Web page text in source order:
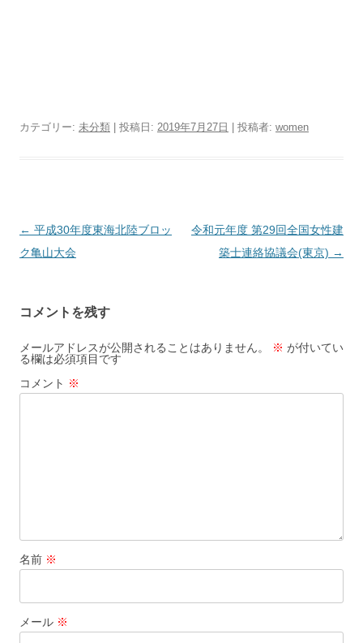
カテゴリー: 未分類 | 投稿日: 2019年7月27日 投稿者: women
投
稿
ゲ
ー
シ
ョ
← 平成30年度東海北陸ブロッ
ク亀山大会
令和元年度 第29回全国女性建
築士連絡協議会(東京) →
コメントを残す
メールアドレスが公開されることはありません。 ※ が付いてい
る欄は必須項目です
コメント ※
名前 ※
メール ※